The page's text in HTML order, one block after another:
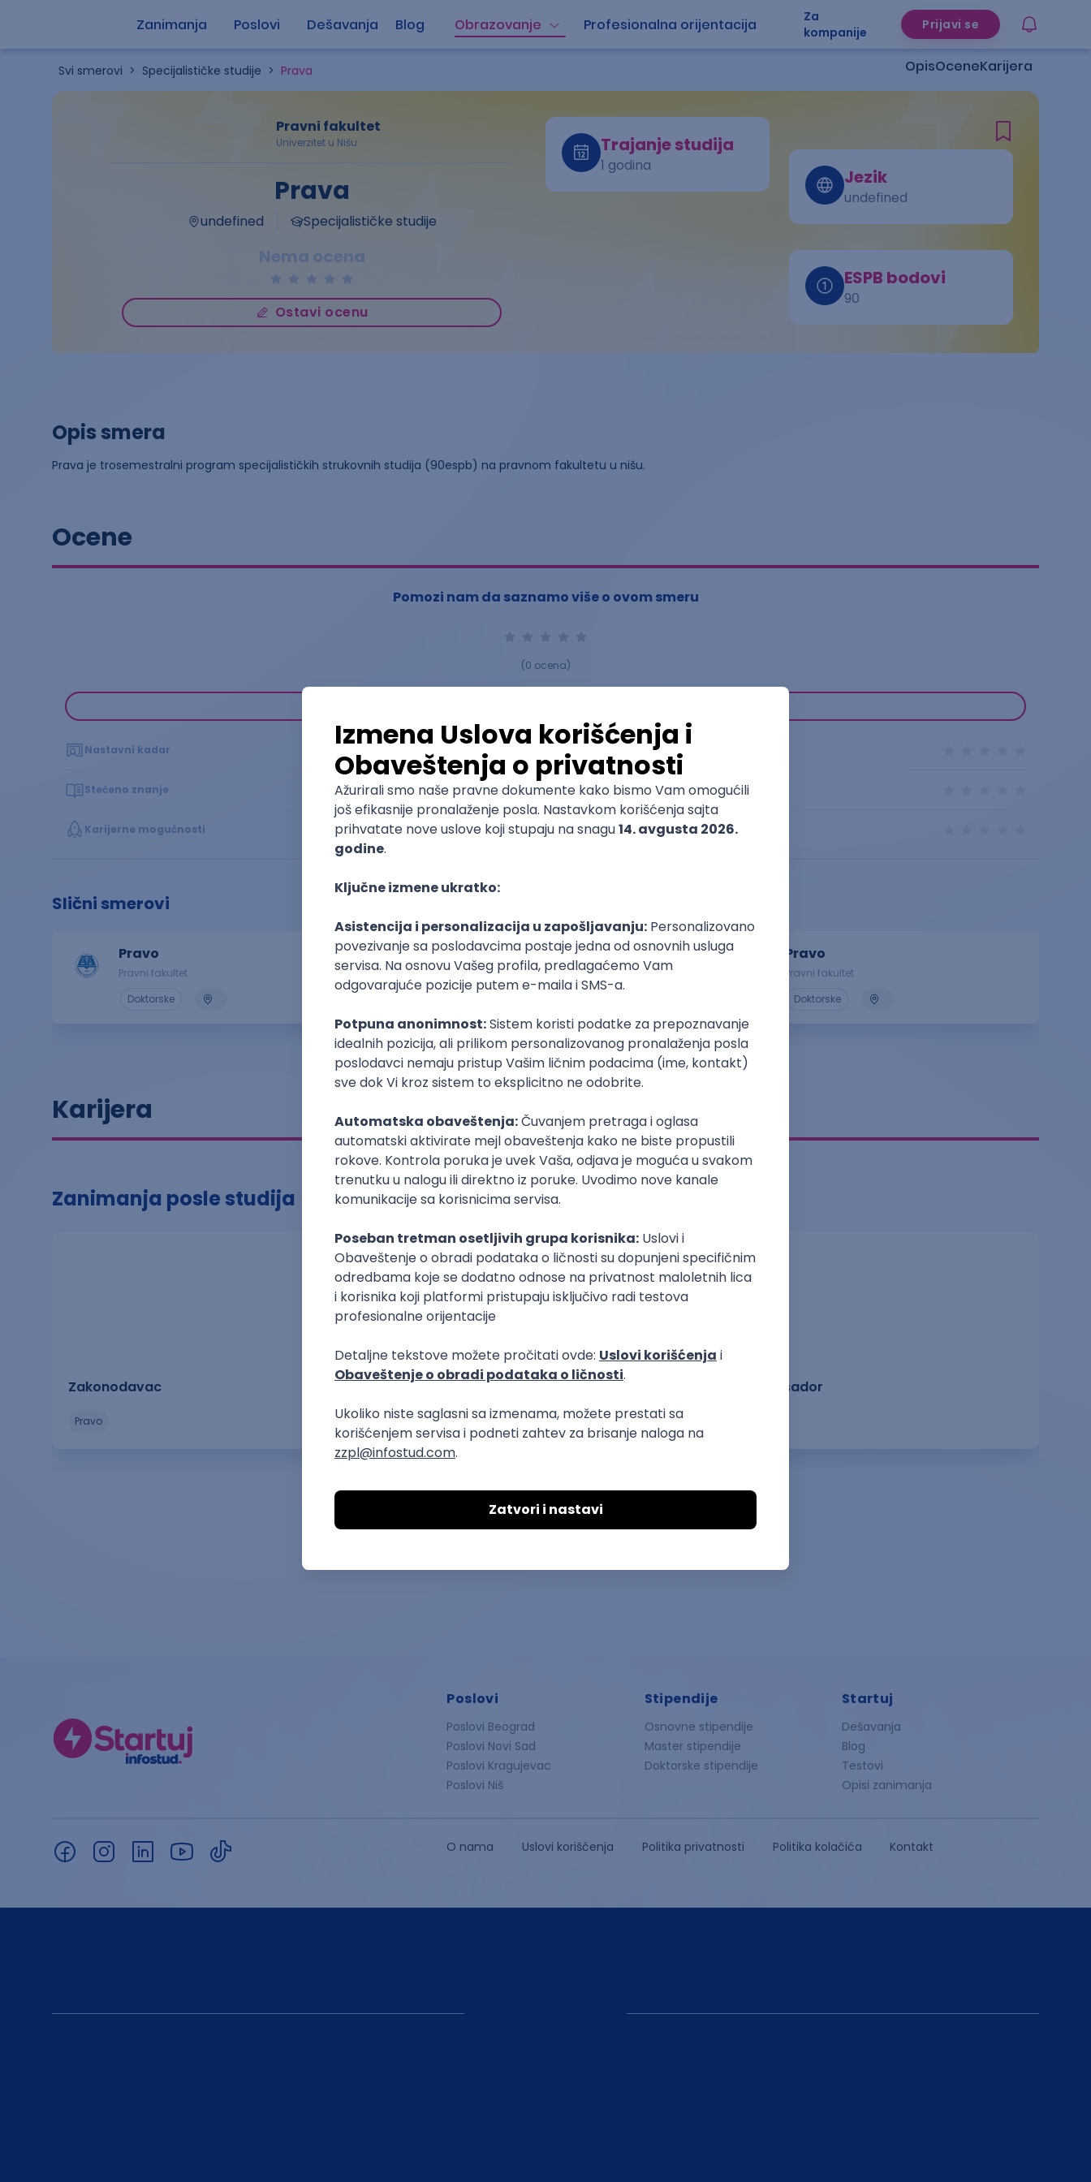
Zanimanja Poslovi Dešavanja Blog Obrazovanje Profesionalna orijentacija
Za
kompanije
Prijavi se
Svi smerovi > Specijalističke studije > Prava OpisOceneKarijera
Prava
undefined Specijalističke studije
Nema ocena
Ostavi ocenu
Pravni fakultet
Univerzitet u Nišu Trajanje studija
1 godina
Jezik
undefined
ESPB bodovi
90
Opis smera
Prava je trosemestralni program specijalističkih strukovnih studija (90espb) na pravnom fakultetu u nišu.
Ocene
Pomozi nam da saznamo više o ovom smeru
(0 ocena)
Nastavni kadar
Stečeno znanje
Karijerne mogućnosti
Slični smerovi
Pravo
Pravni fakultet
Doktorske
Pravo
Pravni fakultet
Pravo
Pravni fakultet
Doktorske
Karijera
Zanimanja posle studija
Zakonodavac
pravo
Pravni asistent
pravo
Ambasador
Poslovi
Poslovi Beograd
Poslovi Novi Sad
Poslovi Kragujevac
Poslovi Niš
Stipendije
Osnovne stipendije
Master stipendije
Doktorske stipendije
Startuj
Dešavanja
Blog
Testovi
Opisi zanimanja
O nama Uslovi korišćenja Politika privatnosti Politika kolačića Kontakt